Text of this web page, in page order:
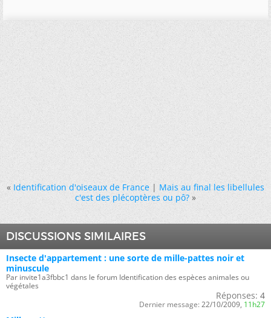
« Identification d'oiseaux de France|Mais au final les libellules
c'est des plécoptères ou pô? »
DISCUSSIONS SIMILAIRES
Insecte d'appartement : une sorte de mille-pattes noir et
minuscule
Par invite1a3fbbc1 dans le forum Identification des espèces animales ou
végétales
Réponses: 4
Dernier message: 22/10/2009, 11h27